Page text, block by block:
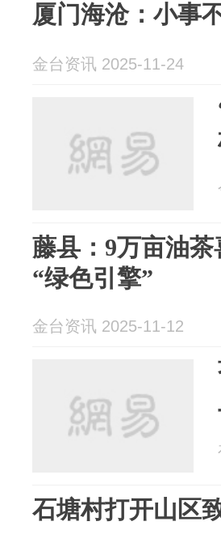
厦门海沧：小事
金台资讯 2025-11-24
藤县：9万亩油
“绿色引擎”
金台资讯 2025-11-12
石塘村打开山区